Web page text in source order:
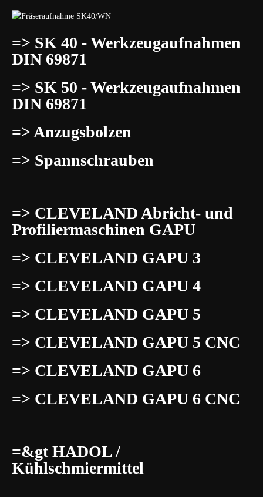
=> SK 40 - Werkzeugaufnahmen
DIN 69871
=> SK 50 - Werkzeugaufnahmen
DIN 69871
=> Anzugsbolzen
=> Spannschrauben
=> CLEVELAND Abricht- und
Profiliermaschinen GAPU
=> CLEVELAND GAPU 3
=> CLEVELAND GAPU 4
=> CLEVELAND GAPU 5
=> CLEVELAND GAPU 5 CNC
=> CLEVELAND GAPU 6
=> CLEVELAND GAPU 6 CNC
=&gt HADOL /
Kühlschmiermittel